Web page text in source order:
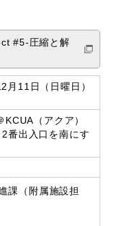
#5-圧縮と解
月11日（日曜日）
（アクア）
2番出入口を南にす
課（附属施設担